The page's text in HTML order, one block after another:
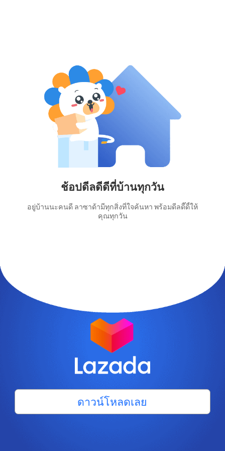
ช้อปดีลดีดีที่บ้านทุกวัน
อยู่บ้านนะคนดี ลาซาด้ามีทุกสิ่งที่ใจค้นหา พร้อมดีลดี๊ดี้ให้
คุณทุกวัน
ดาวน์โหลดเลย